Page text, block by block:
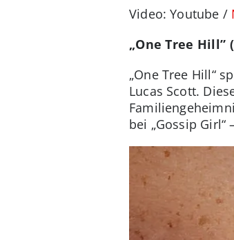
Video: Youtube /
„One Tree Hill”
„One Tree Hill“
Lucas Scott.
bei „Gossip